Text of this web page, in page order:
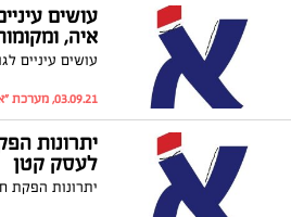
עושים
איה,
03.09.21, מערכת "אשקלונים"
יתרונות
לעסק קטן
יתרונות הפקת